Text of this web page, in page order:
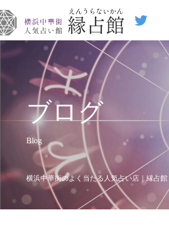
ブログ
Blog
横浜中華街のよく当たる人気占い店｜縁占館